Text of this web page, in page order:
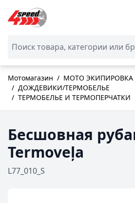
Skip to Content
Мотомагазин / МОТО ЭКИПИРОВКА
/ ДОЖДЕВИКИ/ТЕРМОБЕЛЬЕ
/ ТЕРМОБЕЛЬЕ И ТЕРМОПЕРЧАТКИ
Бесшовная
Termoveļa
L77_010_S